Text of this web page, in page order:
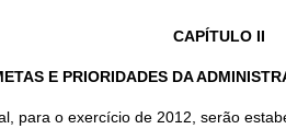
CAPÍTULO II
E PRIORIDADES DA
para o exercício de 2012, serão